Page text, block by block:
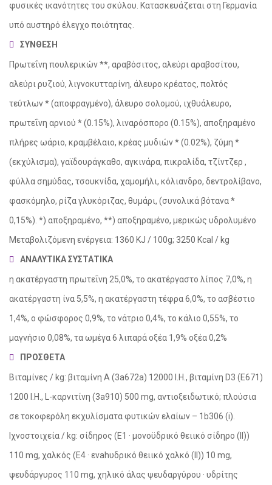
φυσικές ικανότητες του σκύλου. Κατασκευάζεται στη Γερμανία
υπό αυστηρό έλεγχο ποιότητας.
ΣΥΝΘΕΣΗ
Πρωτεΐνη πουλερικών **, αραβόσιτος, αλεύρι αραβοσίτου,
αλεύρι ρυζιού, λιγνοκυτταρίνη, άλευρο κρέατος, πολτός
τεύτλων * (αποφραγμένο), άλευρο σολομού, ιχθυάλευρο,
πρωτεΐνη αρνιού * (0.15%), λιναρόσπορο (0.15%), αποξηραμένο
πλήρες ωάριο, κραμβέλαιο, κρέας μυδιών * (0.02%), ζύμη *
(εκχύλισμα), γαϊδουράγκαθο, αγκινάρα, πικραλίδα, τζίντζερ ,
φύλλα σημύδας, τσουκνίδα, χαμομήλι, κόλιανδρο, δεντρολίβανο,
φασκόμηλο, ρίζα γλυκόριζας, θυμάρι, (συνολικά βότανα *
0,15%). *) αποξηραμένο, **) αποξηραμένο, μερικώς υδρολυμένο
Μεταβολιζόμενη ενέργεια: 1360 KJ / 100g; 3250 Kcal / kg
ΑΝΑΛΥΤΙΚΑ ΣΥΣΤΑΤΙΚΑ
η ακατέργαστη πρωτεΐνη 25,0%, το ακατέργαστο λίπος 7,0%, η
ακατέργαστη ίνα 5,5%, η ακατέργαστη τέφρα 6,0%, το ασβέστιο
1,4%, ο φώσφορος 0,9%, το νάτριο 0,4%, το κάλιο 0,55%, το
μαγνήσιο 0,08%, τα ωμέγα 6 λιπαρά οξέα 1,9% οξέα 0,2%
ΠΡΟΣΘΕΤΑ
Βιταμίνες / kg: βιταμίνη Α (3a672a) 12000 Ι.Η., βιταμίνη D3 (Ε671)
1200 Ι.Η., L-καρνιτίνη (3a910) 500 mg, αντιοξειδωτικό; πλούσια
σε τοκοφερόλη εκχυλίσματα φυτικών ελαίων – 1b306 (i).
Ιχνοστοιχεία / kg: σίδηρος (Ε1 · μονοϋδρικό θειικό σίδηρο (II))
110 mg, χαλκός (Ε4 · ενahυδρικό θειικό χαλκό (ΙΙ)) 10 mg,
ψευδάργυρος 110 mg, χηλικό άλας ψευδαργύρου · υδρίτης